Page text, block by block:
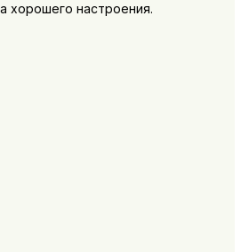
хорошего настроения.